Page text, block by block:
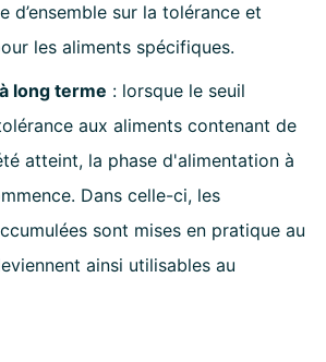
d’ensemble sur la tolérance et
les aliments spécifiques.
long terme : lorsque le seuil
aux aliments contenant de
atteint, la phase d'alimentation à
Dans celle-ci, les
sont mises en pratique au
ainsi utilisables au